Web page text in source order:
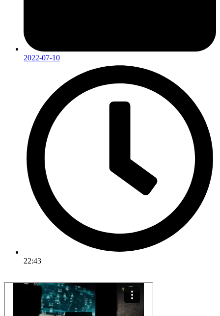
2022-07-10
22:43